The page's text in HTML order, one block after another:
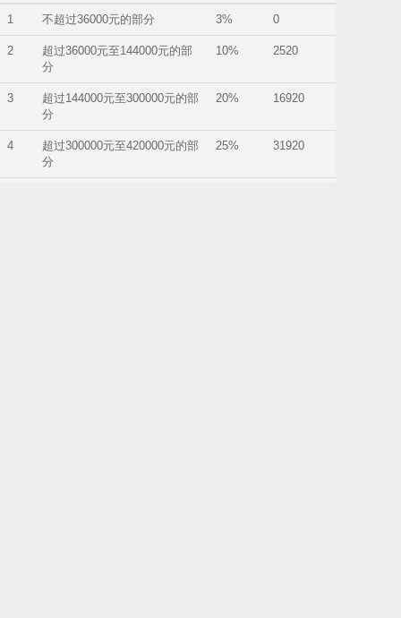
1 不超过36000元的部分 3% 0
2
超过36000元至144000元的部
分
10% 2520
3
超过144000元至300000元的部
分
20% 16920
4
超过300000元至420000元的部
分
25% 31920